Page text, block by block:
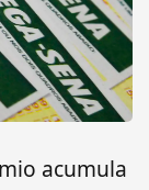
acumula